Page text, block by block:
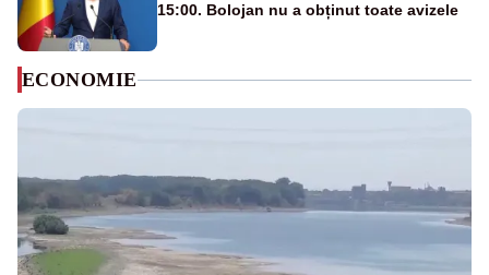
15:00. Bolojan nu a obținut toate avizele
ECONOMIE